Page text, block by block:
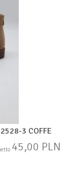
3 COFFE
45,00 PLN